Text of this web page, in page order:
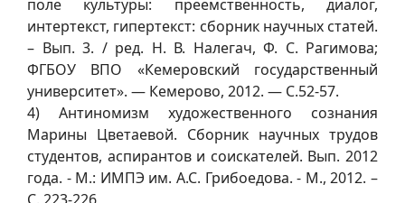
поле культуры: преемственность, диалог,
интертекст, гипертекст: сборник научных статей.
– Вып. 3. / ред. Н. В. Налегач, Ф. С. Рагимова;
ФГБОУ ВПО «Кемеровский государственный
университет». — Кемерово, 2012. — С.52-57.
4) Антиномизм художественного сознания
Марины Цветаевой. Сборник научных трудов
студентов, аспирантов и соискателей. Вып. 2012
года. - М.: ИМПЭ им. А.С. Грибоедова. - М., 2012. –